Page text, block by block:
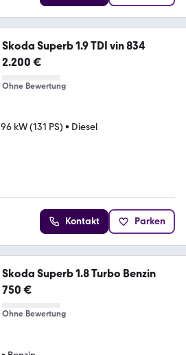
Skoda Superb 1.9 TDI vin 834
2.200 €
Ohne Bewertung
96 kW (131 PS) • Diesel
Kontakt Parken
Skoda Superb 1.8 Turbo Benzin
750 €
Ohne Bewertung